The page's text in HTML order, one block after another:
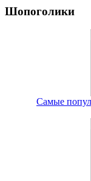
Шопоголики
Самые